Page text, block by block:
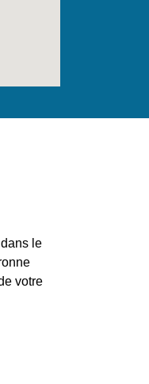
le
votre